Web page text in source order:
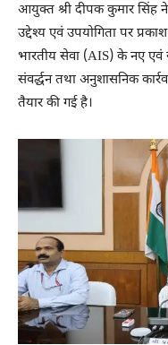
आयुक्त श्री दीपक कुमार सिंह
उद्देश्य एवं उपयोगिता पर
भारतीय सेवा (AIS) के नए एवं
संवर्द्धन तथा अनुशासनिक
तैयार की गई है।